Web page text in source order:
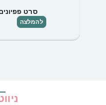
סרט
להמלצה